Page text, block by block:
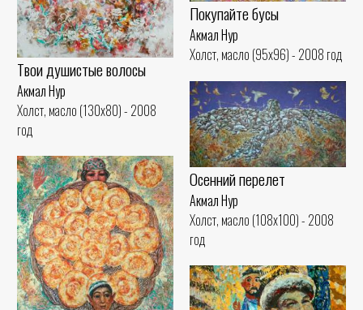
Твои душистые волосы
Акмал Нур
Холст, масло (130x80) - 2008
год
Покупайте бусы
Акмал Нур
Холст, масло (95x96) - 2008 год
Осенний перелет
Акмал Нур
Холст, масло (108x100) - 2008
год